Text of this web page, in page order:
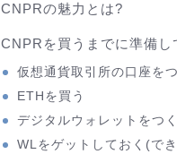
CNPRの魅力とは?
CNPRを買うまでに準備し
仮想通貨取引所の口座を
ETHを買う
デジタルウォレットをつ
WLをゲットしておく(で